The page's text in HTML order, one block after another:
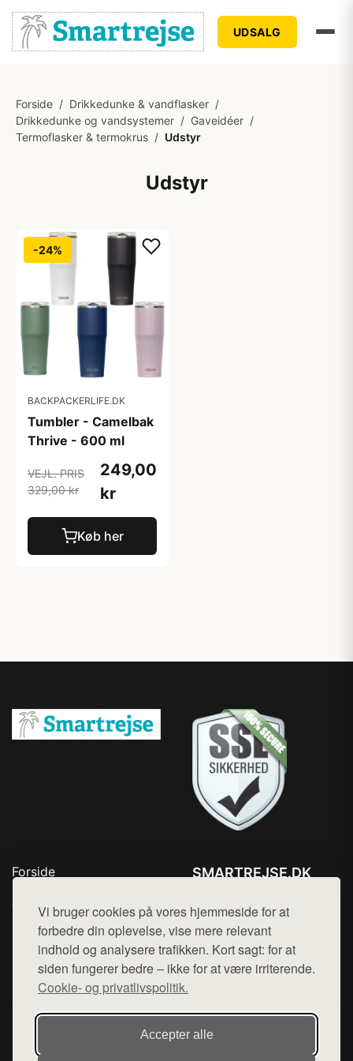
Vi bruger cookies på vores hjemmeside for at
forbedre din oplevelse, vise mere relevant
indhold og analysere trafikken. Kort sagt: for at
siden fungerer bedre – ikke for at være irriterende.
Cookie- og privatlivspolitik.
Accepter alle
UDSALG
Forside / Drikkedunke & vandflasker /
Drikkedunke og vandsystemer / Gaveidéer /
Termoflasker & termokrus / Udstyr
Udstyr
-24%
BACKPACKERLIFE.DK
Tumbler - Camelbak
Thrive - 600 ml
VEJL. PRIS
329,00 kr
249,00
kr
Køb her
Forside
Top Rabatter
Kontakt
SMARTREJSE.DK
Mail: hej@want.dk
Cookie- og privatlivspolitik
Denne side er en del af want.dk, der udgiver en række
hjemmesider med præsentation af forskellige produkter fra